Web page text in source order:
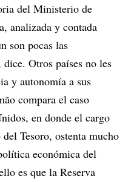
del Ministerio de
analizada y contada
son pocas las
Otros países no les
y autonomía a sus
compara el caso
en donde el cargo
Tesoro, ostenta mucho
económica del
es que la Reserva